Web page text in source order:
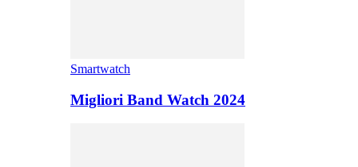
Smartwatch
Migliori Band Watch 2024